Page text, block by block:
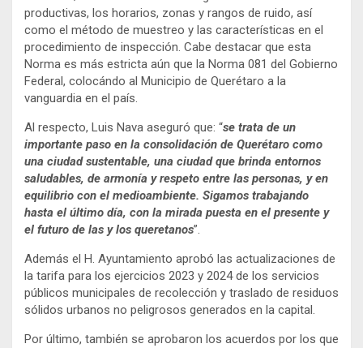
productivas, los horarios, zonas y rangos de ruido, así
como el método de muestreo y las características en el
procedimiento de inspección. Cabe destacar que esta
Norma es más estricta aún que la Norma 081 del Gobierno
Federal, colocándo al Municipio de Querétaro a la
vanguardia en el país.
Al respecto, Luis Nava aseguró que: “se trata de un
importante paso en la consolidación de Querétaro como
una ciudad sustentable, una ciudad que brinda entornos
saludables, de armonía y respeto entre las personas, y en
equilibrio con el medioambiente. Sigamos trabajando
hasta el último día, con la mirada puesta en el presente y
el futuro de las y los queretanos”.
Además el H. Ayuntamiento aprobó las actualizaciones de
la tarifa para los ejercicios 2023 y 2024 de los servicios
públicos municipales de recolección y traslado de residuos
sólidos urbanos no peligrosos generados en la capital.
Por último, también se aprobaron los acuerdos por los que